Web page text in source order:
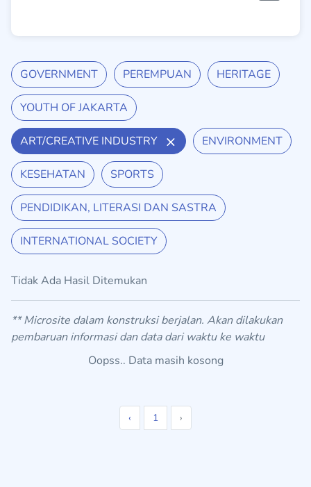
GOVERNMENT PEREMPUAN HERITAGE
YOUTH OF JAKARTA
ART/CREATIVE INDUSTRY ENVIRONMENT
KESEHATAN SPORTS
PENDIDIKAN, LITERASI DAN SASTRA
INTERNATIONAL SOCIETY
Tidak Ada Hasil Ditemukan
** Microsite dalam konstruksi berjalan. Akan dilakukan
pembaruan informasi dan data dari waktu ke waktu
Oopss.. Data masih kosong
‹ 1 ›